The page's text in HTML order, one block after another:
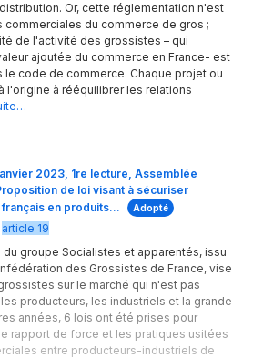
Or, cette réglementation n'est
commerciales du commerce de gros ;
de l'activité des grossistes – qui
ajoutée du commerce en France- est
le code de commerce. Chaque projet ou
l'origine à rééquilibrer les relations
2023, 1re lecture, Assemblée
de loi visant à sécuriser
en produits…
Adopté
article 19
groupe Socialistes et apparentés, issu
des Grossistes de France, vise
sur le marché qui n'est pas
producteurs, les industriels et la grande
années, 6 lois ont été prises pour
rapport de force et les pratiques usitées
entre producteurs-industriels de